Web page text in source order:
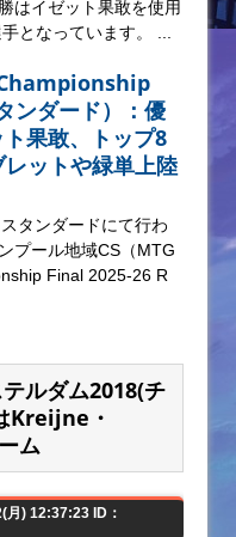
はイゼット果敢を使用
となっています。 ...
ンダード）：優
果敢、トップ8
ットや緑単上陸
タンダードにて行わ
プール地域CS（MTG
Final 2025-26 R
ルダム2018(チ
Kreijne・
ム
) 12:37:23 ID：